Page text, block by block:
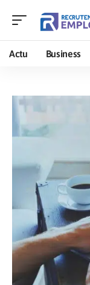
Actu Business